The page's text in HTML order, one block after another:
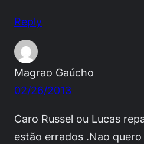
Reply
Magrao Gaúcho
02/26/2013
Caro Russel ou Lucas
estão errados .Nao